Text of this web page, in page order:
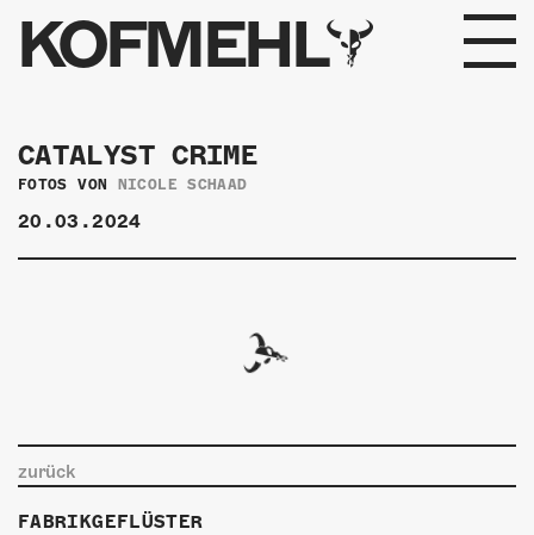
KOFMEHL
PROGRAMM
FABRIKGEFLÜSTER
GALERIE
KONTAKT
CATALYST CRIME
FOTOS VON NICOLE SCHAAD
20.03.2024
zurück
FABRIKGEFLÜSTER